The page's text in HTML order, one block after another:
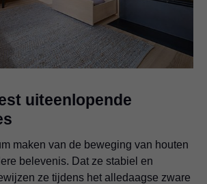
uiteenlopende
maken van de beweging van houten
belevenis. Dat ze stabiel en
ze tijdens het alledaagse zware